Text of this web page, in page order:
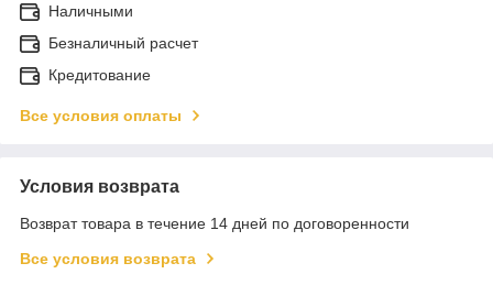
Наличными
Безналичный расчет
Кредитование
Все условия оплаты
Условия возврата
Возврат товара в течение 14 дней по договоренности
Все условия возврата